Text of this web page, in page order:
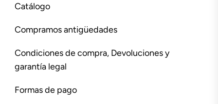
Catálogo
Compramos antigüedades
Condiciones de compra, Devoluciones y
garantía legal
Formas de pago